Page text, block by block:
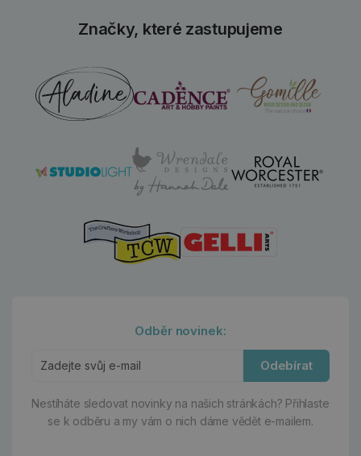
Značky, které zastupujeme
Odběr novinek:
Odebírat
Nestíháte sledovat novinky na našich stránkách? Přihlaste
se k odběru a my vám o nich dáme vědět e-mailem.